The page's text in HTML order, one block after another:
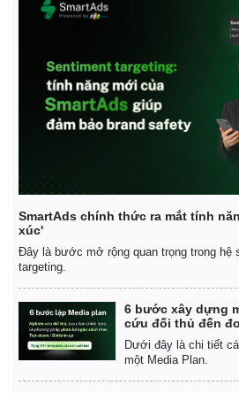
Thể thao
Bóng đá
Lịch thi đấu bóng đá
eSports
Hậu trường
Ô tô
Ô tô
SmartAds chính thức ra mắt tính
xúc'
Đây là bước mở rộng quan trọng trong hệ
targeting.
6 bước xây dựng
cứu đối thủ đến
Dưới đây là chi tiết
một Media Plan.